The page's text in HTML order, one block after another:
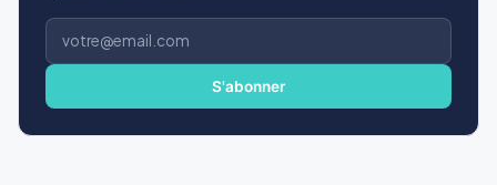
Adresse
e-
S'abonner